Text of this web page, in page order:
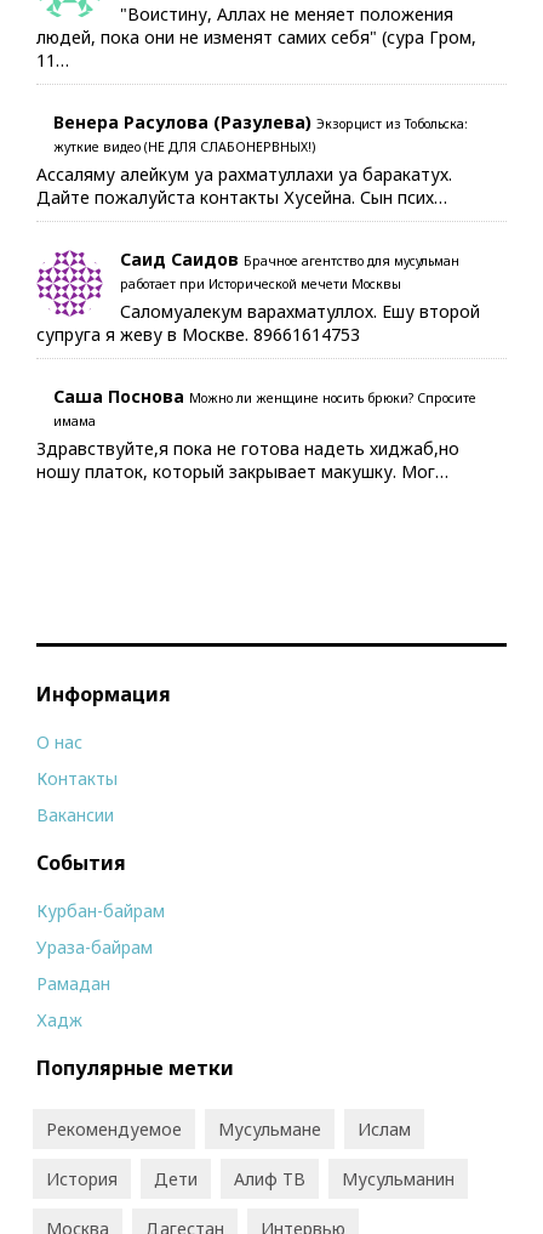
"Воистину, Аллах не меняет положения
людей, пока они не изменят самих себя" (сура Гром,
11…
Венера Расулова (Разулева) Экзорцист из Тобольска:
жуткие видео (НЕ ДЛЯ СЛАБОНЕРВНЫХ!)
Ассаляму алейкум уа рахматуллахи уа баракатух.
Дайте пожалуйста контакты Хусейна. Сын псих…
Саид Саидов Брачное агентство для мусульман
работает при Исторической мечети Москвы
Саломуалекум варахматуллох. Ешу второй
супруга я жеву в Москве. 89661614753
Саша Поснова Можно ли женщине носить брюки? Спросите
имама
Здравствуйте,я пока не готова надеть хиджаб,но
ношу платок, который закрывает макушку. Мог…
Информация
О нас
Контакты
Вакансии
События
Курбан-байрам
Ураза-байрам
Рамадан
Хадж
Популярные метки
Рекомендуемое Мусульмане Ислам
История Дети Алиф ТВ Мусульманин
Москва Дагестан Интервью